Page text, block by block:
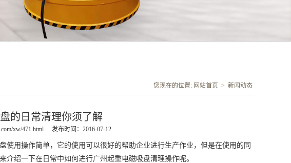
您现在的位置: 网站首页 > 新闻动态
的日常清理你须了解
xw/471.html 发布时间：2016-07-12
使用操作简单，它的使用可以很好的帮助企业进行生产作业，但是在使用的同
介绍一下在日常中如何进行广州起重电磁吸盘清理操作呢。